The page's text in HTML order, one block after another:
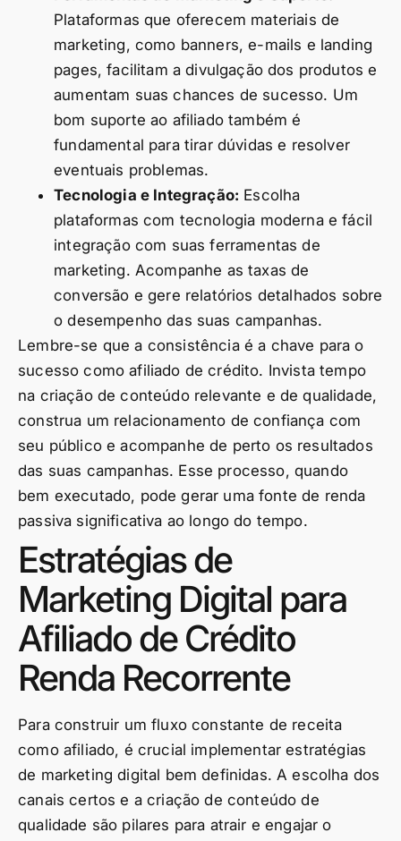
Plataformas que oferecem materiais de
marketing, como banners, e-mails e landing
pages, facilitam a divulgação dos produtos e
aumentam suas chances de sucesso. Um
bom suporte ao afiliado também é
fundamental para tirar dúvidas e resolver
eventuais problemas.
Tecnologia e Integração: Escolha
plataformas com tecnologia moderna e fácil
integração com suas ferramentas de
marketing. Acompanhe as taxas de
conversão e gere relatórios detalhados sobre
o desempenho das suas campanhas.
Lembre-se que a consistência é a chave para o
sucesso como afiliado de crédito. Invista tempo
na criação de conteúdo relevante e de qualidade,
construa um relacionamento de confiança com
seu público e acompanhe de perto os resultados
das suas campanhas. Esse processo, quando
bem executado, pode gerar uma fonte de renda
passiva significativa ao longo do tempo.
Estratégias de
Marketing Digital para
Afiliado de Crédito
Renda Recorrente
Para construir um fluxo constante de receita
como afiliado, é crucial implementar estratégias
de marketing digital bem definidas. A escolha dos
canais certos e a criação de conteúdo de
qualidade são pilares para atrair e engajar o